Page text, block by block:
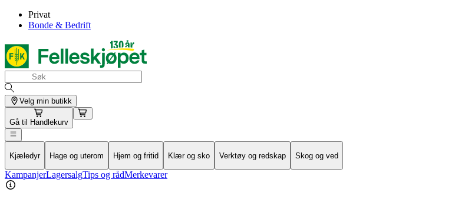
Privat
Bonde & Bedrift
Velg min butikk
Gå til Handlekurv
Kjæledyr Hage og uterom Hjem og fritid Klær og sko Verktøy og redskap Skog og ved
KampanjerLagersalgTips og rådMerkevarer